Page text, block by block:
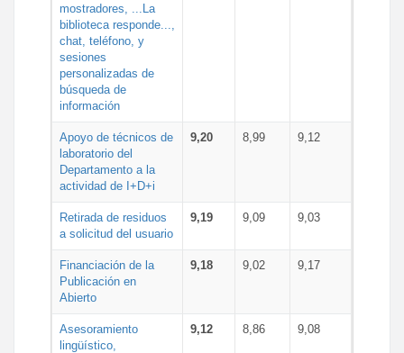
mostradores, ...La
biblioteca responde...,
chat, teléfono, y
sesiones
personalizadas de
búsqueda de
información
Apoyo de técnicos de
laboratorio del
Departamento a la
actividad de I+D+i
9,20 8,99 9,12
Retirada de residuos
a solicitud del usuario
9,19 9,09 9,03
Financiación de la
Publicación en
Abierto
9,18 9,02 9,17
Asesoramiento
lingüístico,
9,12 8,86 9,08